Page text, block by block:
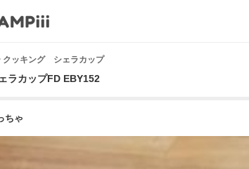
クッキング シェラカップ
ラカップFD EBY152
ちゃ